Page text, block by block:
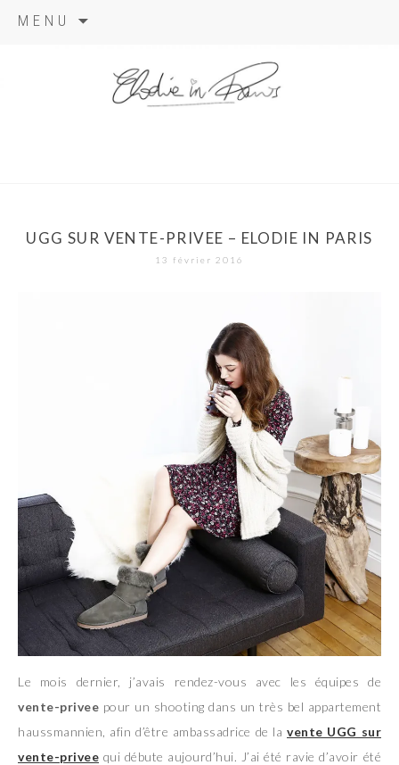
MENU
UGG SUR VENTE-PRIVEE – ELODIE IN PARIS
13 février 2016
Le mois dernier, j’avais rendez-vous avec les équipes de
vente-privee pour un shooting dans un très bel appartement
haussmannien, afin d’être ambassadrice de la vente UGG sur
vente-privee qui débute aujourd’hui. J’ai été ravie d’avoir été